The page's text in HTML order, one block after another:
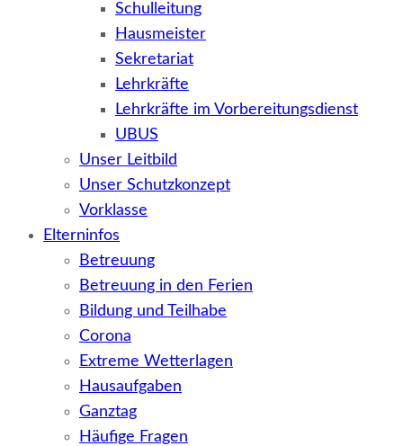
Schulleitung
Hausmeister
Sekretariat
Lehrkräfte
Lehrkräfte im Vorbereitungsdienst
UBUS
Unser Leitbild
Unser Schutzkonzept
Vorklasse
Elterninfos
Betreuung
Betreuung in den Ferien
Bildung und Teilhabe
Corona
Extreme Wetterlagen
Hausaufgaben
Ganztag
Häufige Fragen